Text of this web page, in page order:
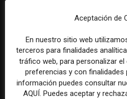
Aceptación de
En nuestro sitio web
terceros para finalidades
tráfico web, para personalizar
preferencias y con finalidades
información puedes consultar
AQUÍ. Puedes aceptar y